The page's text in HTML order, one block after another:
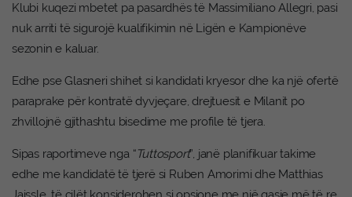
Klubi kuqezi mbetet pa pasardhës të Massimiliano Allegri, pasi
nuk arriti të sigurojë kualifikimin në Ligën e Kampionëve
sezonin e kaluar.
Edhe pse Glasneri shihet si kandidati kryesor dhe ka një ofertë
paraprake për kontratë dyvjeçare, drejtuesit e Milanit po
zhvillojnë gjithashtu bisedime me profile të tjera.
Sipas raportimeve nga “Tuttosport”, janë planifikuar takime
edhe me kandidatë të tjerë si Ruben Amorimi dhe Matthias